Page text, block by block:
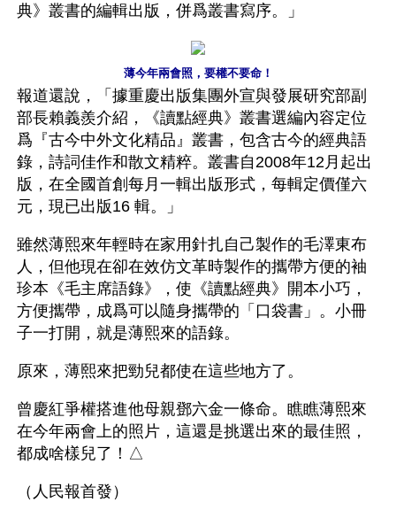
典》叢書的編輯出版，併爲叢書寫序。」
薄今年兩會照，要權不要命！
報道還說，「據重慶出版集團外宣與發展研究部副
部長賴義羨介紹，《讀點經典》叢書選編內容定位
爲『古今中外文化精品』叢書，包含古今的經典語
錄，詩詞佳作和散文精粹。叢書自2008年12月起出
版，在全國首創每月一輯出版形式，每輯定價僅六
元，現已出版16 輯。」
雖然薄熙來年輕時在家用針扎自己製作的毛澤東布
人，但他現在卻在效仿文革時製作的攜帶方便的袖
珍本《毛主席語錄》，使《讀點經典》開本小巧，
方便攜帶，成爲可以隨身攜帶的「口袋書」。小冊
子一打開，就是薄熙來的語錄。
原來，薄熙來把勁兒都使在這些地方了。
曾慶紅爭權搭進他母親鄧六金一條命。瞧瞧薄熙來
在今年兩會上的照片，這還是挑選出來的最佳照，
都成啥樣兒了！△